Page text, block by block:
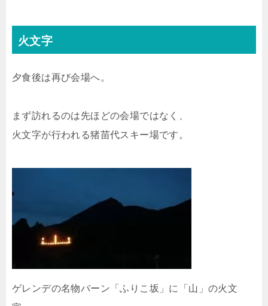
火文字
夕食後は再び会場へ。
まず訪れるのは先ほどの会場ではなく、
火文字が行われる猪苗代スキー場です。
ゲレンデの名物バーン「ふりこ坂」に「山」の火文